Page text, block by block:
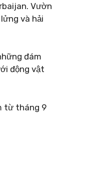
Vườn
và hải
đám
động vật
từ tháng 9